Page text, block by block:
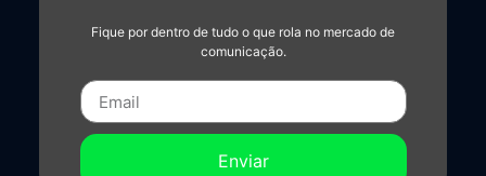
Fique por dentro de tudo o que rola no mercado de
comunicação.
Enviar